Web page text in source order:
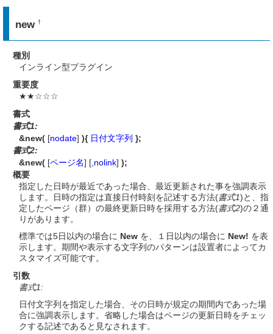
new†
種別
インライン型プラグイン
重要度
★★☆☆☆
書式
書式1:
&new( [nodate] ){ 日付文字列 };
書式2:
&new( [ページ名] [, nolink] );
概要
指定した日時が最近であった場合、最近更新された事を強調表示
します。日時の指定は直接日付時刻を記述する方法(書式1)と、指
定したページ（群）の最終更新日時を採用する方法(書式2)の２通
りがあります。
標準では5日以内の場合に New を、１日以内の場合に New! を表
示します。期間や表示する文字列のパターンは設置者によってカ
スタマイズ可能です。
引数
書式1:
日付文字列を指定した場合、その日時が規定の期間内であった場
合に強調表示します。省略した場合はページの更新日時をチェッ
クする記述であると見なされます。